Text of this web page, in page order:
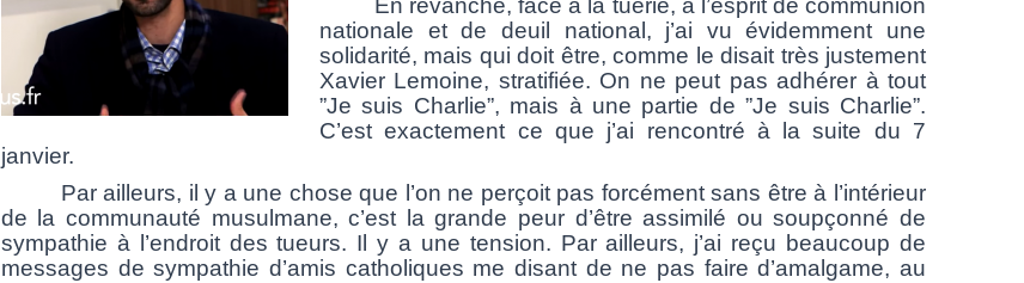
nationale et de deuil national, j’ai vu évidemment une
solidarité, mais qui doit être, comme le disait très justement
Xavier Lemoine, stratifiée. On ne peut pas adhérer à tout
”Je suis Charlie”, mais à une partie de ”Je suis Charlie”.
C’est exactement ce que j’ai rencontré à la suite du 7
janvier.
Par ailleurs, il y a une chose que l’on ne perçoit pas forcément sans être à l’intérieur
de la communauté musulmane, c’est la grande peur d’être assimilé ou soupçonné de
sympathie à l’endroit des tueurs. Il y a une tension. Par ailleurs, j’ai reçu beaucoup de
messages de sympathie d’amis catholiques me disant de ne pas faire d’amalgame, au